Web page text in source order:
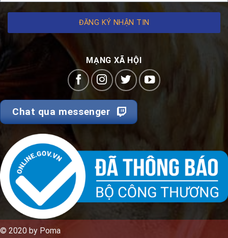
ĐĂNG KÝ NHẬN TIN
MẠNG XÃ HỘI
Chat qua messenger
© 2020 by Poma